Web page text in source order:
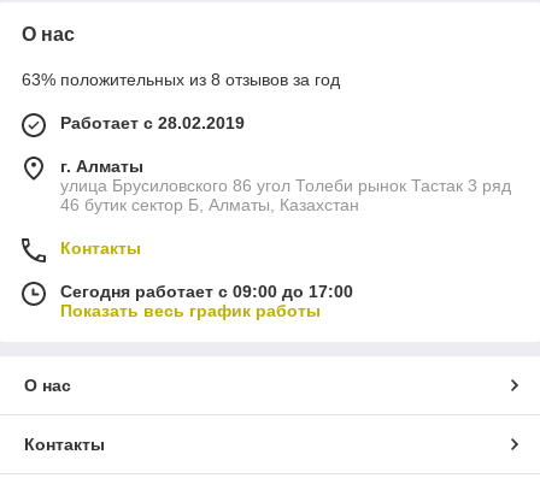
О нас
63% положительных из 8 отзывов за год
Работает с 28.02.2019
г. Алматы
улица Брусиловского 86 угол Толеби рынок Тастак 3 ряд
46 бутик сектор Б, Алматы, Казахстан
Контакты
Сегодня работает с 09:00 до 17:00
Показать весь график работы
О нас
Контакты